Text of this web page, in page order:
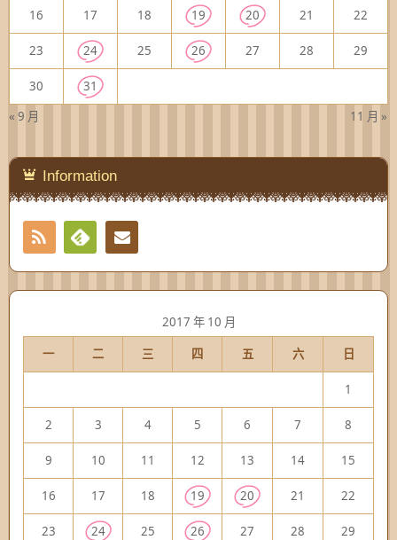
« 9 月 11 月 »
16 17 18 19 20 21 22
23 24 25 26 27 28 29
30 31
Information
RSS
Feedly
2017 年 10 月
一
二 三 四 五 六 日
1
2 3 4 5 6 7 8
9 10 11 12 13 14 15
16 17 18 19 20 21 22
23 24 25 26 27 28 29